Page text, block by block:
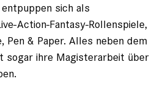
sich als
Action-Fantasy-Rollenspiele,
& Paper. Alles neben dem
sogar ihre Magisterarbeit über